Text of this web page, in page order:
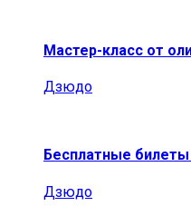
Мастер-класс от
Дзюдо
Бесплатные
Дзюдо